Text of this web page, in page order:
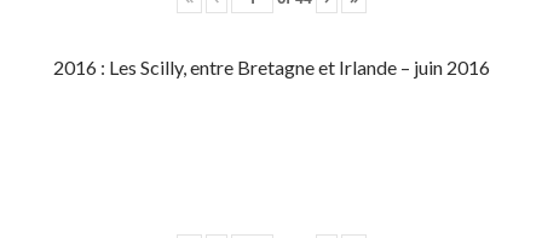
2016 : Les Scilly, entre Bretagne et Irlande – juin 2016